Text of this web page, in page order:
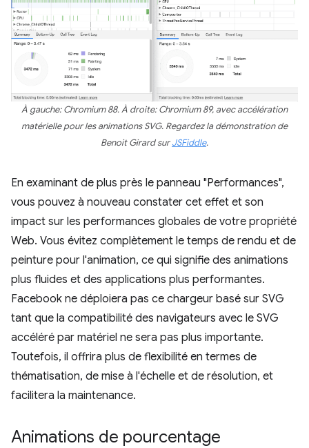
À gauche: Chromium 88. À droite: Chromium 89, avec accélération
matérielle pour les animations SVG. Regardez la démonstration de
Benoit Girard surJSFiddle.
En examinant de plus près le panneau "Performances",
vous pouvez à nouveau constater cet effet et son
impact sur les performances globales de votre propriété
Web. Vous évitez complètement le temps de rendu et de
peinture pour l'animation, ce qui signifie des animations
plus fluides et des applications plus performantes.
Facebook ne déploiera pas ce chargeur basé sur SVG
tant que la compatibilité des navigateurs avec le SVG
accéléré par matériel ne sera pas plus importante.
Toutefois, il offrira plus de flexibilité en termes de
thématisation, de mise à l'échelle et de résolution, et
facilitera la maintenance.
Animations de pourcentage